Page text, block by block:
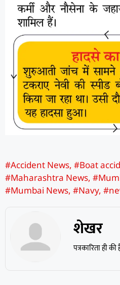
#Accident News, #Boat
#Maharashtra News,
#Mumbai News, #Navy,
शेखर
पत्रकारिता ही